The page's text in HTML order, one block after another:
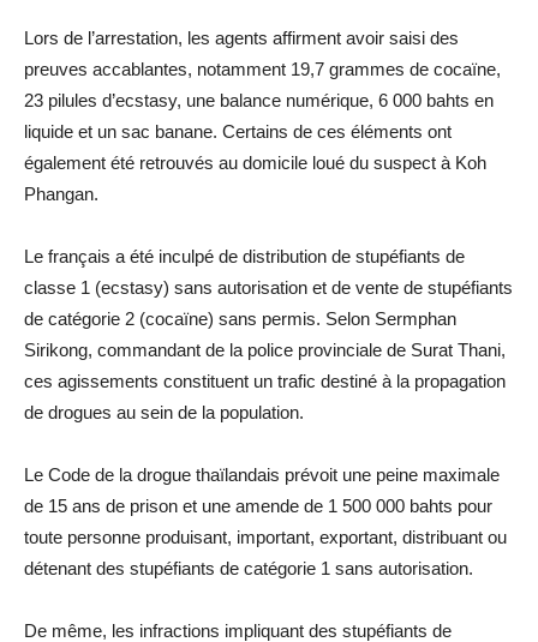
Lors de l’arrestation, les agents affirment avoir saisi des
preuves accablantes, notamment 19,7 grammes de cocaïne,
23 pilules d’ecstasy, une balance numérique, 6 000 bahts en
liquide et un sac banane. Certains de ces éléments ont
également été retrouvés au domicile loué du suspect à Koh
Phangan.
Le français a été inculpé de distribution de stupéfiants de
classe 1 (ecstasy) sans autorisation et de vente de stupéfiants
de catégorie 2 (cocaïne) sans permis. Selon Sermphan
Sirikong, commandant de la police provinciale de Surat Thani,
ces agissements constituent un trafic destiné à la propagation
de drogues au sein de la population.
Le Code de la drogue thaïlandais prévoit une peine maximale
de 15 ans de prison et une amende de 1 500 000 bahts pour
toute personne produisant, important, exportant, distribuant ou
détenant des stupéfiants de catégorie 1 sans autorisation.
De même, les infractions impliquant des stupéfiants de